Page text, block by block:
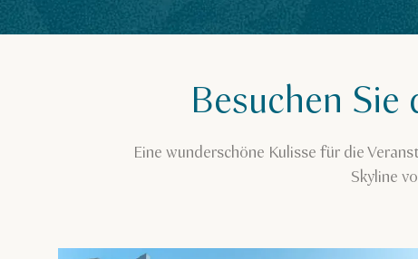
Besuchen
Eine wunderschöne Kulisse für die
Skyline